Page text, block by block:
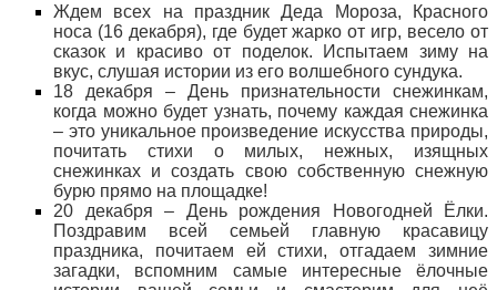
Ждем всех на праздник Деда Мороза, Красного
носа (16 декабря), где будет жарко от игр, весело от
сказок и красиво от поделок. Испытаем зиму на
вкус, слушая истории из его волшебного сундука.
18 декабря – День признательности снежинкам,
когда можно будет узнать, почему каждая снежинка
– это уникальное произведение искусства природы,
почитать стихи о милых, нежных, изящных
снежинках и создать свою собственную снежную
бурю прямо на площадке!
20 декабря – День рождения Новогодней Ёлки.
Поздравим всей семьей главную красавицу
праздника, почитаем ей стихи, отгадаем зимние
загадки, вспомним самые интересные ёлочные